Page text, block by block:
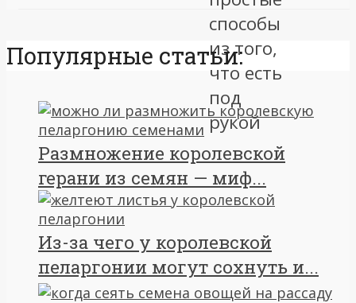
Популярные статьи:
Размножение королевской
герани из семян — миф...
Из-за чего у королевской
пеларгонии могут сохнуть и...